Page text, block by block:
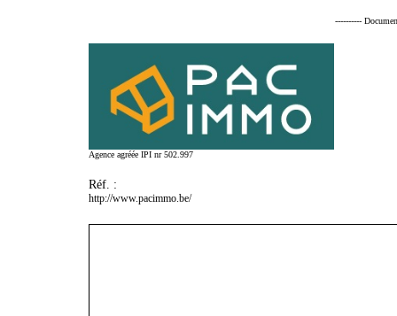
----------
Agence agréée IPI nr 502.997
Réf. :
http://www.pacimmo.be/